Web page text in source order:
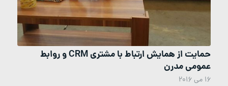
حمایت از همایش ارتباط با مشتری CRM و روابط
عمومی مدرن
16 می 2016